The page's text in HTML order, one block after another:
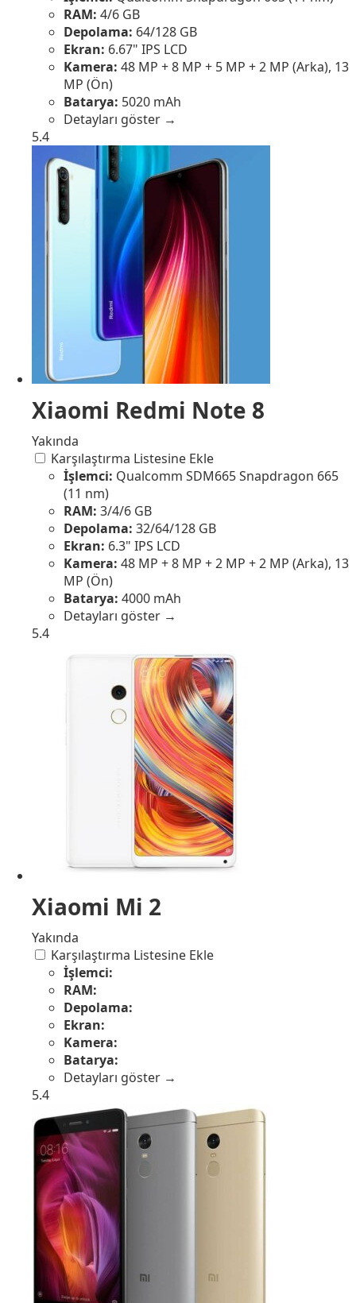
RAM: 4/6 GB
Depolama: 64/128 GB
Ekran: 6.67" IPS LCD
Kamera: 48 MP + 8 MP + 5 MP + 2 MP (Arka), 13
MP (Ön)
Batarya: 5020 mAh
Detayları göster →
5.4
Xiaomi Redmi Note 8
Yakında
Karşılaştırma Listesine Ekle
İşlemci: Qualcomm SDM665 Snapdragon 665
(11 nm)
RAM: 3/4/6 GB
Depolama: 32/64/128 GB
Ekran: 6.3" IPS LCD
Kamera: 48 MP + 8 MP + 2 MP + 2 MP (Arka), 13
MP (Ön)
Batarya: 4000 mAh
Detayları göster →
5.4
Xiaomi Mi 2
Yakında
Karşılaştırma Listesine Ekle
İşlemci:
RAM:
Depolama:
Ekran:
Kamera:
Batarya:
Detayları göster →
5.4